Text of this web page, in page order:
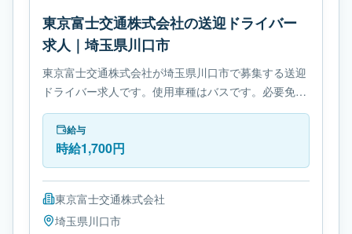
東京富士交通株式会社の送迎ドライバー
求人｜埼玉県川口市
東京富士交通株式会社が埼玉県川口市で募集する送迎
ドライバー求人です。使用車種はバスです。必要免許
は- 大型自動車第二種免許です。
給与
時給1,700円
東京富士交通株式会社
埼玉県川口市